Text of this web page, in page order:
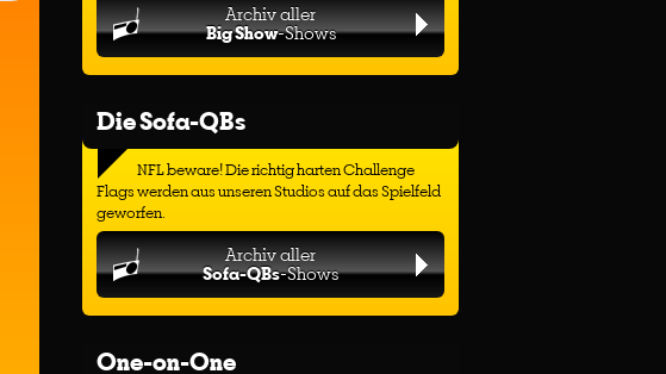
Archiv aller
Big Show-Shows
Die Sofa-QBs
NFL beware! Die richtig harten Challenge
Flags werden aus unseren Studios auf das Spielfeld
geworfen.
Archiv aller
Sofa-QBs-Shows
One-on-One